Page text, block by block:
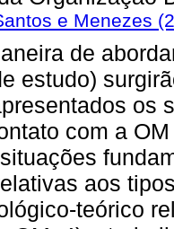
e Menezes
de
estudo)
os
com a
aos
teórico